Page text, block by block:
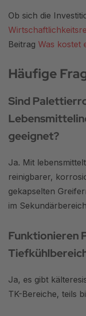
Ob sich die
Beitrag Was kostet
Häufige
Sind
geeignet?
Ja. Mit
reinigbarer,
gekapselten
im
Funktionieren
Ja, es gibt
TK-Bereiche, teils